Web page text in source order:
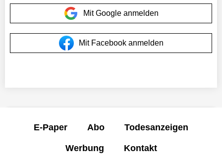
Mit Google anmelden
Mit Facebook anmelden
E-Paper Abo Todesanzeigen
Werbung Kontakt